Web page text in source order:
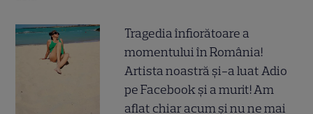
Tragedia înfiorătoare a
momentului în România!
Artista noastră și-a luat Adio
pe Facebook și a murit! Am
aflat chiar acum și nu ne mai